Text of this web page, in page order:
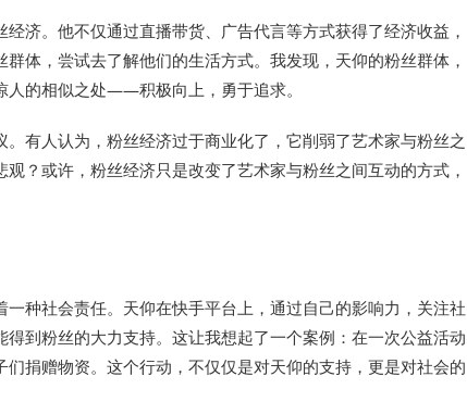
济。他不仅通过直播带货、广告代言等方式获得了经济收益，
体，尝试去了解他们的生活方式。我发现，天仰的粉丝群体，
人的相似之处——积极向上，勇于追求。
有人认为，粉丝经济过于商业化了，它削弱了艺术家与粉丝之
？或许，粉丝经济只是改变了艺术家与粉丝之间互动的方式，
种社会责任。天仰在快手平台上，通过自己的影响力，关注社
到粉丝的大力支持。这让我想起了一个案例：在一次公益活动
捐赠物资。这个行动，不仅仅是对天仰的支持，更是对社会的